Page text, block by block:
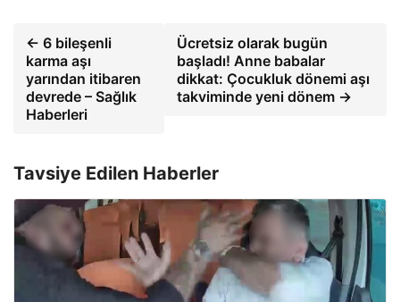
← 6 bileşenli
karma aşı
yarından itibaren
devrede – Sağlık
Haberleri
Ücretsiz olarak bugün
başladı! Anne babalar
dikkat: Çocukluk dönemi aşı
takviminde yeni dönem →
Tavsiye Edilen Haberler